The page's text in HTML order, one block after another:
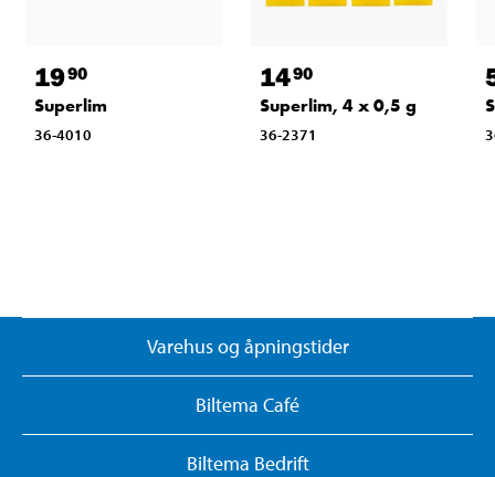
1990
Superlim
36-4010
1490
Superlim, 4 x 0,5 g
36-2371
Varehus og åpningstider
Biltema Café
Biltema Bedrift